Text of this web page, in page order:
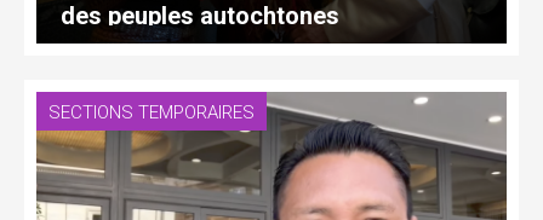
des peuples autochtones
SECTIONS TEMPORAIRES